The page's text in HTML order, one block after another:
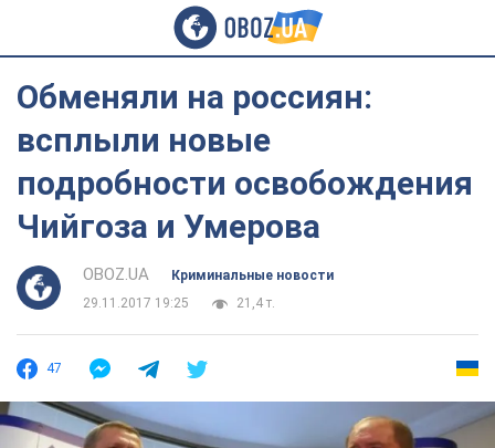
Обменяли на россиян:
всплыли новые
подробности освобождения
Чийгоза и Умерова
OBOZ.UA
Криминальные новости
29.11.2017 19:25
21,4 т.
47